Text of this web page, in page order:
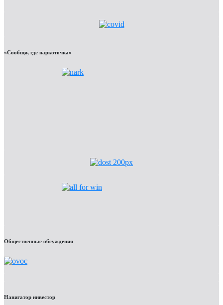
«Сообщи, где наркоточка»
Общественные обсуждения
Навигатор инвестор